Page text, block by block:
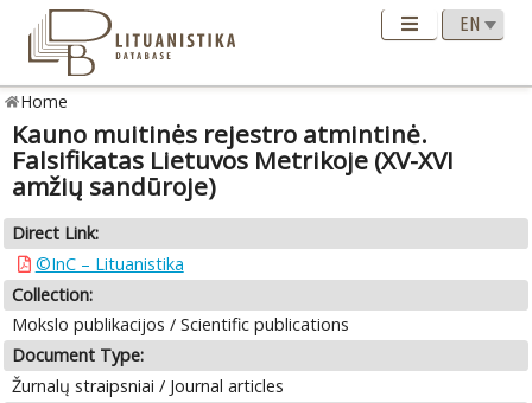
Home
Kauno muitinės rejestro atmintinė.
Falsifikatas Lietuvos Metrikoje (XV-XVI
amžių sandūroje)
Direct Link:
©InC – Lituanistika
Collection:
Mokslo publikacijos / Scientific publications
Document Type:
Žurnalų straipsniai / Journal articles